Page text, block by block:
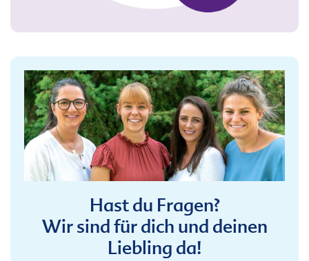
Hast du Fragen?
Wir sind für dich und deinen
Liebling da!